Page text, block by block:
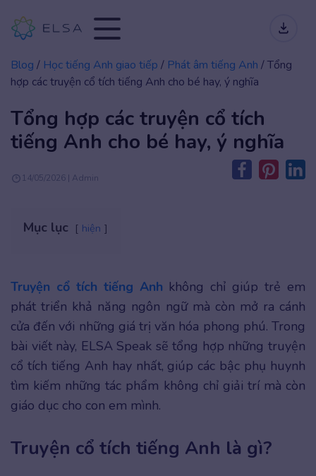
Blog / Học tiếng Anh giao tiếp / Phát âm tiếng Anh /Tổng
hợp các truyện cổ tích tiếng Anh cho bé hay, ý nghĩa
Tổng hợp các truyện cổ tích
tiếng Anh cho bé hay, ý nghĩa
14/05/2026 | Admin
Mục lục hiện
Truyện cổ tích tiếng Anh không chỉ giúp trẻ em
phát triển khả năng ngôn ngữ mà còn mở ra cánh
cửa đến với những giá trị văn hóa phong phú. Trong
bài viết này, ELSA Speak sẽ tổng hợp những truyện
cổ tích tiếng Anh hay nhất, giúp các bậc phụ huynh
tìm kiếm những tác phẩm không chỉ giải trí mà còn
giáo dục cho con em mình.
Truyện cổ tích tiếng Anh là gì?